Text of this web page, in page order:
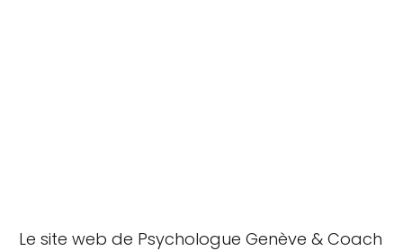
Le site web de Psychologue Genève & Coach